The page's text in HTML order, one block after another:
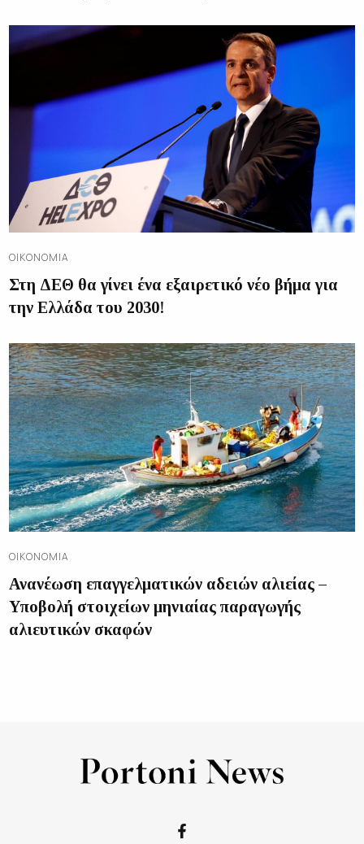
ΟΙΚΟΝΟΜΊΑ
Στη ΔΕΘ θα γίνει ένα εξαιρετικό νέο βήμα για
την Ελλάδα του 2030!
ΟΙΚΟΝΟΜΊΑ
Ανανέωση επαγγελματικών αδειών αλιείας –
Υποβολή στοιχείων μηνιαίας παραγωγής
αλιευτικών σκαφών